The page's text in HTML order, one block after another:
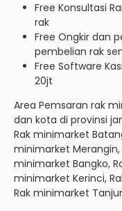
Free Konsultasi
rak
Free Ongkir dan
pembelian rak
Free Software
20jt
Area Pemsaran rak
dan kota di provinsi
Rak minimarket
minimarket Merangin,
minimarket Bangko,
minimarket Kerinci,
Rak minimarket